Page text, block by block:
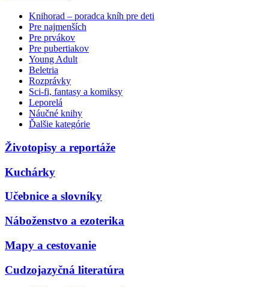
Knihorad – poradca kníh pre deti
Pre najmenších
Pre prvákov
Pre pubertiakov
Young Adult
Beletria
Rozprávky
Sci-fi, fantasy a komiksy
Leporelá
Náučné knihy
Ďalšie kategórie
Životopisy a reportáže
Kuchárky
Učebnice a slovníky
Náboženstvo a ezoterika
Mapy a cestovanie
Cudzojazyčná literatúra